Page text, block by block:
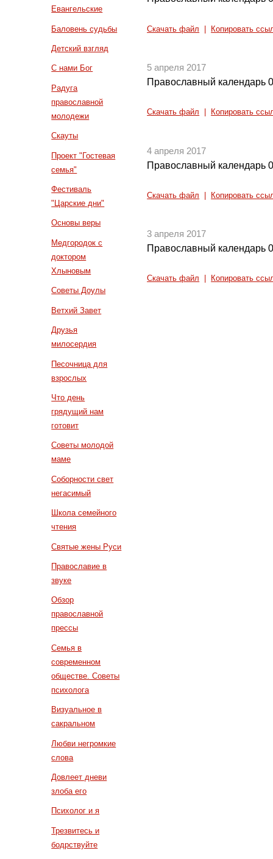
Евангельские
Баловень судьбы
Детский взгляд
С нами Бог
Радуга
православной
молодежи
Скауты
Проект "Гостевая
семья"
Фестиваль
"Царские дни"
Основы веры
Медгородок с
доктором
Хлыновым
Советы Доулы
Ветхий Завет
Друзья
милосердия
Песочница для
взрослых
Что день
грядущий нам
готовит
Советы молодой
маме
Соборности свет
негасимый
Школа семейного
чтения
Святые жены Руси
Православие в
звуке
Обзор
православной
прессы
Семья в
современном
обществе. Советы
психолога
Визуальное в
сакральном
Любви негромкие
слова
Довлеет дневи
злоба его
Психолог и я
Трезвитесь и
бодрствуйте
Скачать файл Копировать
5 апреля 2017
Православный календарь
Скачать файл Копировать
4 апреля 2017
Православный календарь
Скачать файл Копировать
3 апреля 2017
Православный календарь
Скачать файл Копировать